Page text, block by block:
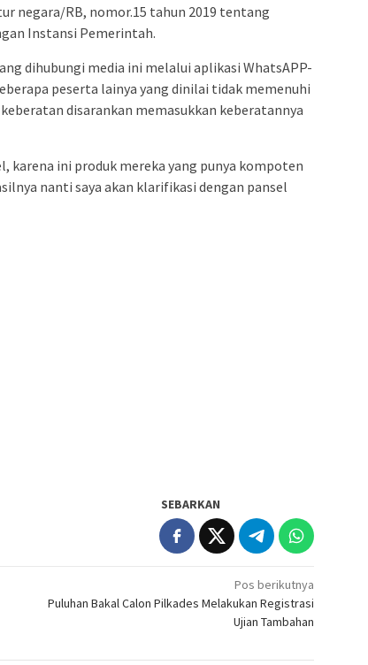
negara/RB, nomor.15 tahun 2019 tentang
Instansi Pemerintah.
dihubungi media ini melalui aplikasi WhatsAPP-
peserta lainya yang dinilai tidak memenuhi
disarankan memasukkan keberatannya
karena ini produk mereka yang punya kompoten
nanti saya akan klarifikasi dengan pansel
SEBARKAN
Pos berikutnya
Puluhan Bakal Calon Pilkades Melakukan Registrasi
Ujian Tambahan